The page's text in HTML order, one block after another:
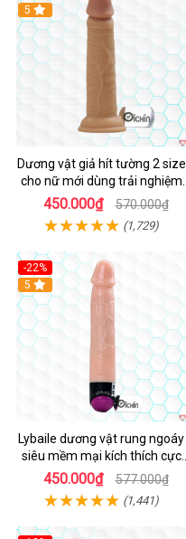
Hot
5
Dương vật giả hít tường 2 size
cho nữ mới dùng trải nghiệm
thật
450.000₫ 570.000₫
(1,729)
-22%
Hot
5
Lybaile dương vật rung ngoáy
siêu mềm mại kích thích cực
mạnh
450.000₫ 577.000₫
(1,441)